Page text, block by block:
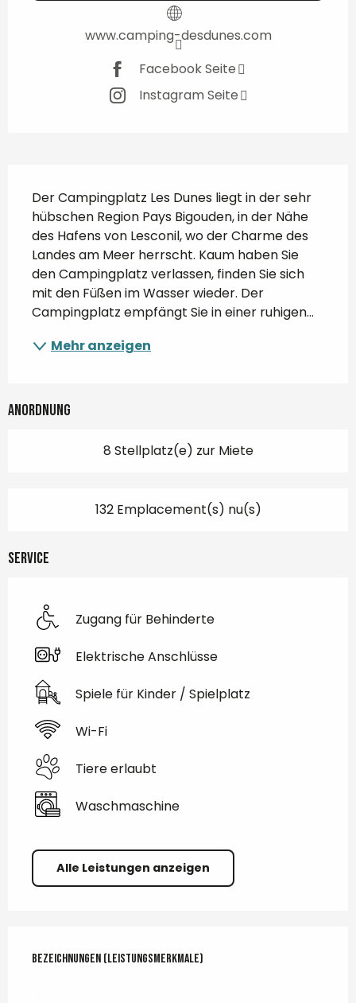
www.camping-desdunes.com
Facebook Seite
Instagram Seite
Der Campingplatz Les Dunes liegt in der sehr
hübschen Region Pays Bigouden, in der Nähe
des Hafens von Lesconil, wo der Charme des
Landes am Meer herrscht. Kaum haben Sie
den Campingplatz verlassen, finden Sie sich
mit den Füßen im Wasser wieder. Der
Campingplatz empfängt Sie in einer ruhigen...
Mehr anzeigen
Anordnung
8 Stellplatz(e) zur Miete
132 Emplacement(s) nu(s)
Service
Zugang für Behinderte
Elektrische Anschlüsse
Spiele für Kinder / Spielplatz
Wi-Fi
Tiere erlaubt
Waschmaschine
Alle Leistungen anzeigen
Bezeichnungen (Leistungsmerkmale)
Bezeichnungen (Leistungsmerkmale)